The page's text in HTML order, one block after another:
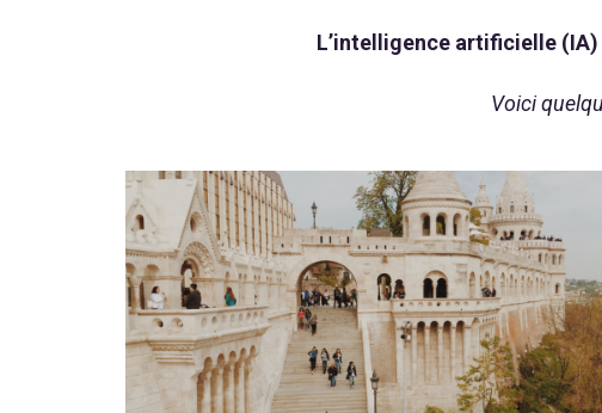
L’intelligence artificielle
Voici